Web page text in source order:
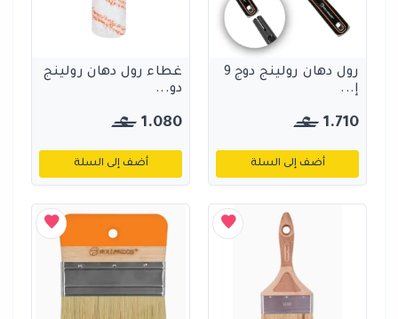
رول دهان رولينج دوج 9
إ...
1.710
أضف إلى السلة
غطاء رول دهان رولينج
دو...
1.080
أضف إلى السلة